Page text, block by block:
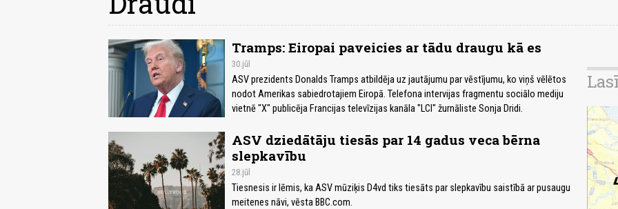
Tramps: Eiropai paveicies ar tādu draugu kā es
30.jūl
ASV prezidents Donalds Tramps atbildēja uz jautājumu par vēstījumu, ko viņš vēlētos
nodot Amerikas sabiedrotajiem Eiropā. Telefona intervijas fragmentu sociālo mediju
vietnē "X" publicēja Francijas televīzijas kanāla "LCI" žurnāliste Sonja Dridi.
ASV dziedātāju tiesās par 14 gadus veca bērna
slepkavību
28.jūl
Tiesnesis ir lēmis, ka ASV mūziķis D4vd tiks tiesāts par slepkavību saistībā ar pusaugu
meitenes nāvi, vēsta BBC.com.